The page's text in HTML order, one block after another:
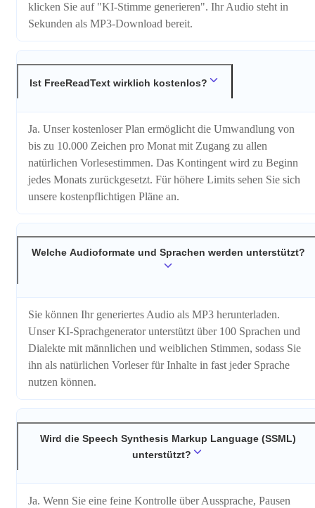
klicken Sie auf "KI-Stimme generieren". Ihr Audio steht in
Sekunden als MP3-Download bereit.
Ist FreeReadText wirklich kostenlos?
Ja. Unser kostenloser Plan ermöglicht die Umwandlung von
bis zu 10.000 Zeichen pro Monat mit Zugang zu allen
natürlichen Vorlesestimmen. Das Kontingent wird zu Beginn
jedes Monats zurückgesetzt. Für höhere Limits sehen Sie sich
unsere kostenpflichtigen Pläne an.
Welche Audioformate und Sprachen werden unterstützt?
Sie können Ihr generiertes Audio als MP3 herunterladen.
Unser KI-Sprachgenerator unterstützt über 100 Sprachen und
Dialekte mit männlichen und weiblichen Stimmen, sodass Sie
ihn als natürlichen Vorleser für Inhalte in fast jeder Sprache
nutzen können.
Wird die Speech Synthesis Markup Language (SSML)
unterstützt?
Ja. Wenn Sie eine feine Kontrolle über Aussprache, Pausen